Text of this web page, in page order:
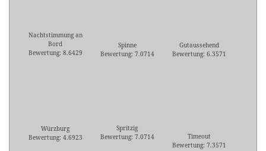
Nachtstimmung an
Bord
Bewertung: 8.6429
Spinne
Bewertung: 7.0714
Gutaussehend
Bewertung: 6.3571
Würzburg
Bewertung: 4.6923
Spritzig
Bewertung: 7.0714
Timeout
Bewertung: 7.3571